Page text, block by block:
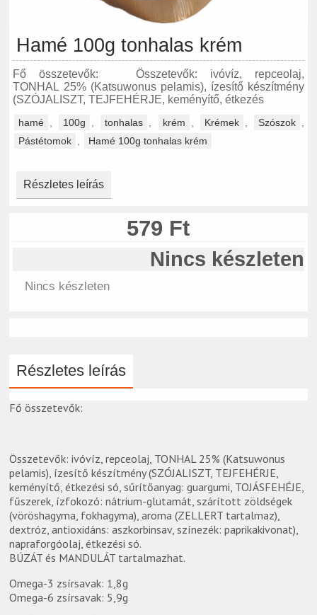
Hamé 100g tonhalas krém
Fő összetevők: Összetevők: ivóvíz, repceolaj,
TONHAL 25% (Katsuwonus pelamis), ízesítő készítmény
(SZÓJALISZT, TEJFEHÉRJE, keményítő, étkezés
hamé , 100g , tonhalas , krém , Krémek , Szószok ,
Pástétomok , Hamé 100g tonhalas krém
Részletes leírás
579 Ft
Nincs készleten
Nincs készleten
Részletes leírás
Fő összetevők:
Összetevők: ivóvíz, repceolaj, TONHAL 25% (Katsuwonus
pelamis), ízesítő készítmény (SZÓJALISZT, TEJFEHÉRJE,
keményítő, étkezési só, sűrítőanyag: guargumi, TOJÁSFEHÉJE,
fűszerek, ízfokozó: nátrium-glutamát, szárított zöldségek
(vöröshagyma, fokhagyma), aroma (ZELLERT tartalmaz),
dextróz, antioxidáns: aszkorbinsav, színezék: paprikakivonat),
napraforgóolaj, étkezési só.
BÚZÁT és MANDULÁT tartalmazhat.
Omega-3 zsírsavak: 1,8g
Omega-6 zsírsavak: 5,9g